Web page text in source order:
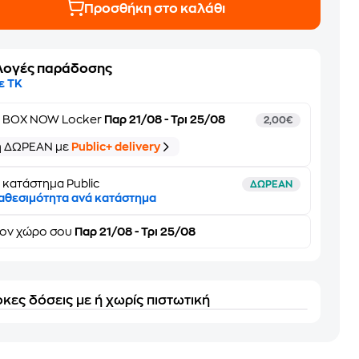
Προσθήκη στο καλάθι
παράδοσης
ΤΚ
BOX NOW Locker Παρ 21/08 - Τρι 25/08 2,00€
ΔΩΡΕΑΝ με Public+ delivery
κατάστημα Public ΔΩΡΕΑΝ
ανά κατάστημα
χώρο σου Παρ 21/08 - Τρι 25/08
δόσεις με ή χωρίς πιστωτική